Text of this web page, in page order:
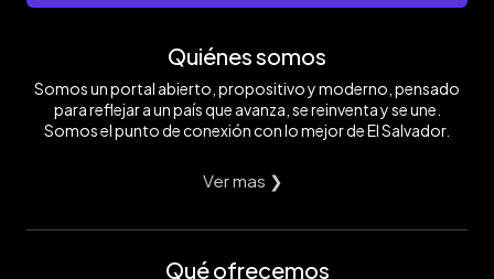
Quiénes somos
Somos un portal abierto, propositivo y moderno, pensado
para reflejar a un país que avanza, se reinventa y se une.
Somos el punto de conexión con lo mejor de El Salvador.
Ver mas ❯
Qué ofrecemos